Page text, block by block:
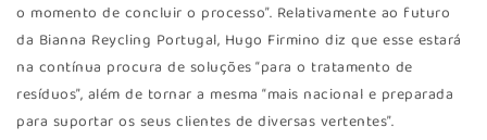
o momento de concluir o processo”. Relativamente ao futuro
da Bianna Reycling Portugal, Hugo Firmino diz que esse estará
na contínua procura de soluções “para o tratamento de
resíduos”, além de tornar a mesma “mais nacional e preparada
para suportar os seus clientes de diversas vertentes”.